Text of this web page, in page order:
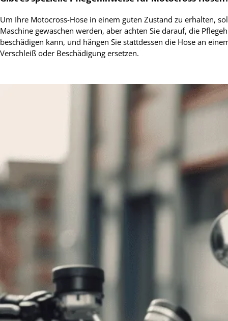
Um Ihre Motocross-Hose in einem guten Zustand zu erhalten,
Maschine gewaschen werden, aber achten Sie darauf, die
beschädigen kann, und hängen Sie stattdessen die Hose an
Verschleiß oder Beschädigung ersetzen.